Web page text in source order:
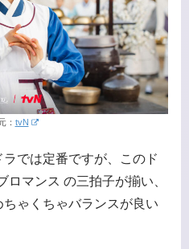
： tvN
では定番ですが、このド
マンス の三拍子が揃い、
ゃくちゃバランスが良い